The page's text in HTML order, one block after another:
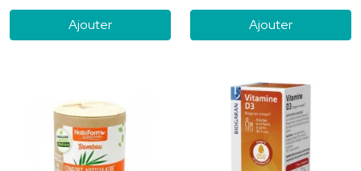
Ajouter Ajouter